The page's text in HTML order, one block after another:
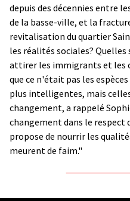
depuis des décennies entre
de la basse-ville, et la
revitalisation du quartier
les réalités sociales?
attirer les immigrants et les
que ce n'était pas les
plus intelligentes, mais
changement, a rappelé
changement dans le respect
propose de nourrir les
meurent de faim."